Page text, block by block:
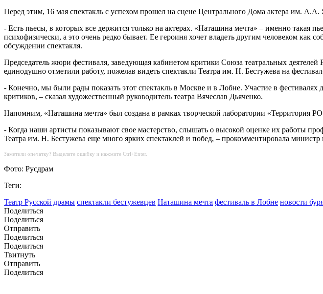
Перед этим, 16 мая спектакль с успехом прошел на сцене Центрального Дома актера им.
- Есть пьесы, в которых все держится только на актерах. «Наташина мечта» – именно такая
психофизически, а это очень редко бывает. Ее героиня хочет владеть другим человеком как
обсуждении спектакля.
Председатель жюри фестиваля, заведующая кабинетом критики Союза театральных
единодушно отметили работу, пожелав видеть спектакли Театра им. Н. Бестужева на
- Конечно, мы были рады показать этот спектакль в Москве и в Лобне. Участие в
критиков, – сказал художественный руководитель театра Вячеслав Дьяченко.
Напомним, «Наташина мечта» был создана в рамках творческой лаборатории «Территория
- Когда наши артисты показывают свое мастерство, слышать о высокой оценке их работы
Театра им. Н. Бестужева еще много ярких спектаклей и побед, – прокомментировала министр
Заметили опечатку? Выделите ошибку и нажмите Ctrl+Enter.
Фото: Русдрам
Теги:
Театр Русской драмы спектакли бестужевцев Наташина мечта фестиваль в Лобне новости
Поделиться
Поделиться
Отправить
Поделиться
Поделиться
Твитнуть
Отправить
Поделиться